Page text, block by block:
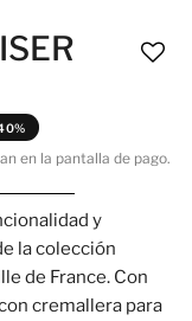
en la pantalla de pago.
y
la colección
de France. Con
cremallera para